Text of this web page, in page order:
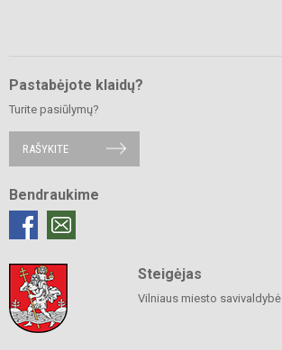
Pastabėjote klaidų?
Turite pasiūlymų?
RAŠYKITE
Bendraukime
Steigėjas
Vilniaus miesto savivaldybė